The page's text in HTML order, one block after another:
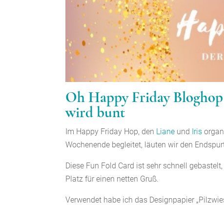
Oh Happy Friday
wird bunt
Im Happy Friday Hop, den Liane und Iris
Wochenende begleitet, läuten wir den
Diese Fun Fold Card ist sehr schnell
Platz für einen netten Gruß.
Verwendet habe ich das Designpapier